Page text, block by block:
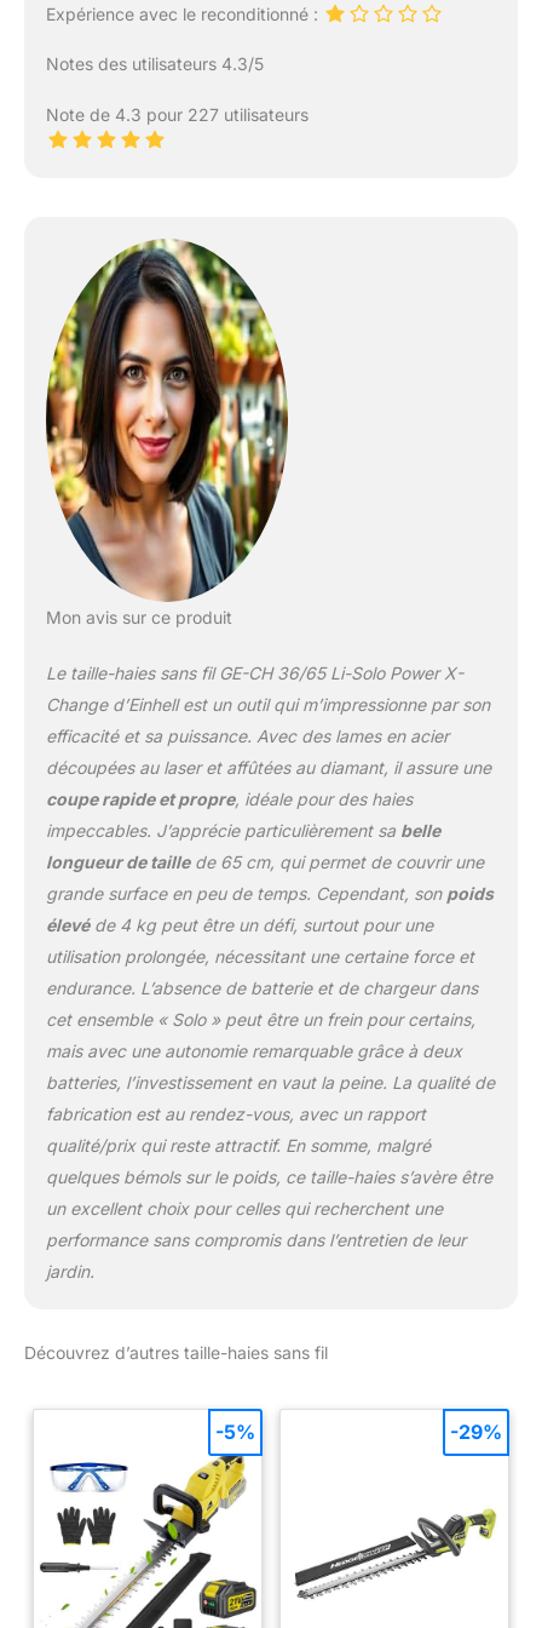
Expérience avec le reconditionné :
Notes des utilisateurs 4.3/5
Note de 4.3 pour 227 utilisateurs
Mon avis sur ce produit
Le taille-haies sans fil GE-CH 36/65 Li-Solo Power X-
Change d’Einhell est un outil qui m’impressionne par son
efficacité et sa puissance. Avec des lames en acier
découpées au laser et affûtées au diamant, il assure une
coupe rapide et propre, idéale pour des haies
impeccables. J’apprécie particulièrement sa belle
longueur de taillede 65 cm, qui permet de couvrir une
grande surface en peu de temps. Cependant, son poids
élevéde 4 kg peut être un défi, surtout pour une
utilisation prolongée, nécessitant une certaine force et
endurance. L’absence de batterie et de chargeur dans
cet ensemble « Solo » peut être un frein pour certains,
mais avec une autonomie remarquable grâce à deux
batteries, l’investissement en vaut la peine. La qualité de
fabrication est au rendez-vous, avec un rapport
qualité/prix qui reste attractif. En somme, malgré
quelques bémols sur le poids, ce taille-haies s’avère être
un excellent choix pour celles qui recherchent une
performance sans compromis dans l’entretien de leur
jardin.
Découvrez d’autres taille-haies sans fil
-5% -29%